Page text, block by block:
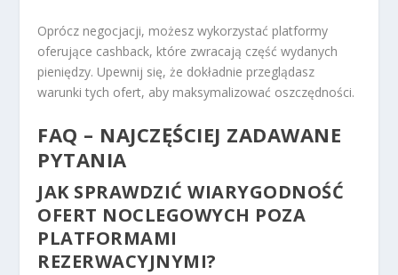
Oprócz negocjacji, możesz wykorzystać platformy
oferujące cashback, które zwracają część wydanych
pieniędzy. Upewnij się, że dokładnie przeglądasz
warunki tych ofert, aby maksymalizować oszczędności.
FAQ – NAJCZĘŚCIEJ ZADAWANE
PYTANIA
JAK SPRAWDZIĆ WIARYGODNOŚĆ
OFERT NOCLEGOWYCH POZA
PLATFORMAMI
REZERWACYJNYMI?